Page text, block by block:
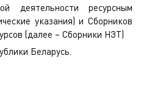
деятельности ресурсным
указания) и Сборников
(далее – Сборники НЗТ)
Беларусь.